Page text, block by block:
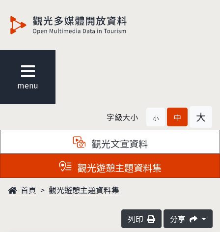
menu
字級大小 小 中 大
觀光文宣資料
觀光遊憩主題資料集
首頁 觀光遊憩主題資料集
列印 分享